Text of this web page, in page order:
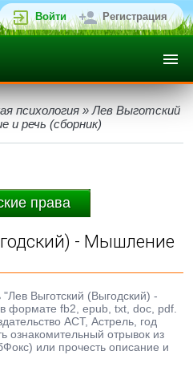
Войти Регистрация
психология » Лев Выготский
и речь (сборник)
права
- Мышление
Выготский (Выгодский) -
формате fb2, epub, txt, doc, pdf.
АСТ, Астрель, год
ознакомительный отрывок из
или прочесть описание и